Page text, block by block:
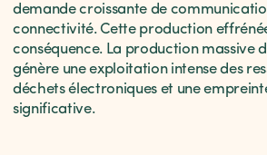
demande croissante de
connectivité. Cette production
conséquence. La production massive
génère une exploitation intense des
déchets électroniques et une
significative.